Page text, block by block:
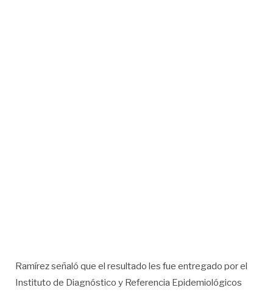
Ramírez señaló que el resultado les fue entregado por el
Instituto de Diagnóstico y Referencia Epidemiológicos